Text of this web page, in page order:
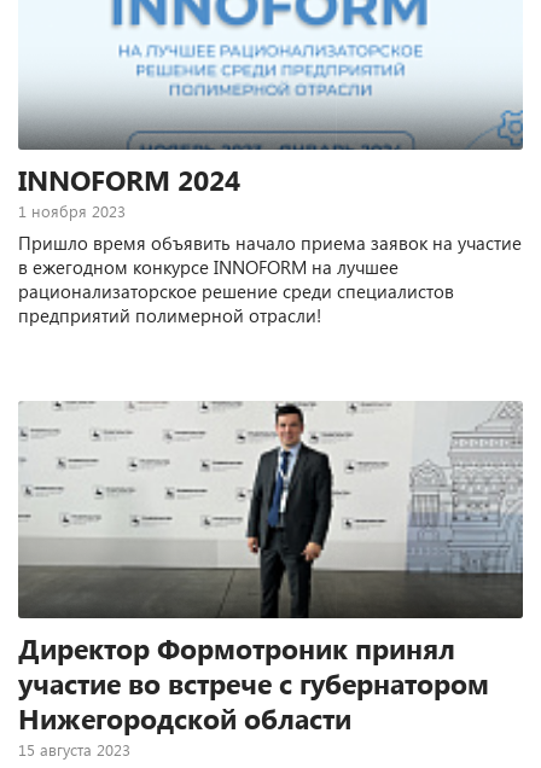
INNOFORM 2024
1 ноября 2023
Пришло время объявить начало приема заявок на участие
в ежегодном конкурсе INNOFORM на лучшее
рационализаторское решение среди специалистов
предприятий полимерной отрасли!
Директор Формотроник принял
участие во встрече с губернатором
Нижегородской области
15 августа 2023